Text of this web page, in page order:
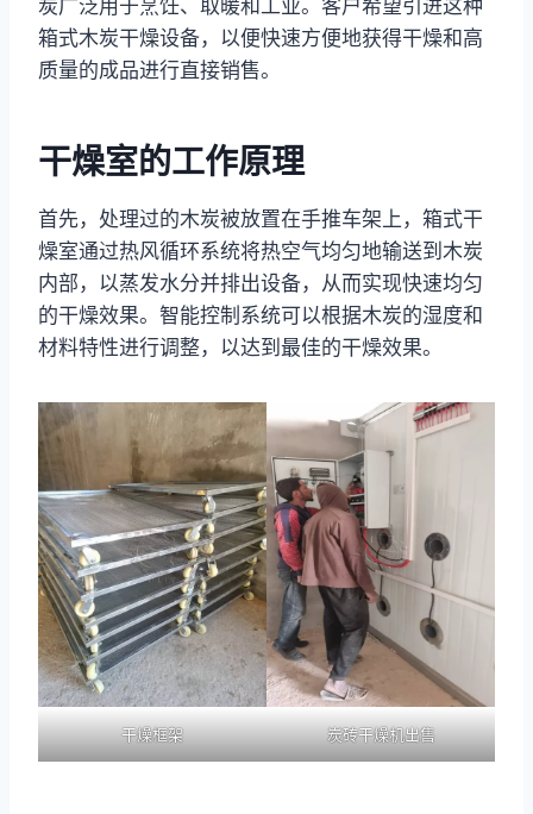
炭广泛用于烹饪、取暖和工业。客户希望引进这种
箱式木炭干燥设备，以便快速方便地获得干燥和高
质量的成品进行直接销售。
干燥室的工作原理
首先，处理过的木炭被放置在手推车架上，箱式干
燥室通过热风循环系统将热空气均匀地输送到木炭
内部，以蒸发水分并排出设备，从而实现快速均匀
的干燥效果。智能控制系统可以根据木炭的湿度和
材料特性进行调整，以达到最佳的干燥效果。
干燥框架 炭砖干燥机出售